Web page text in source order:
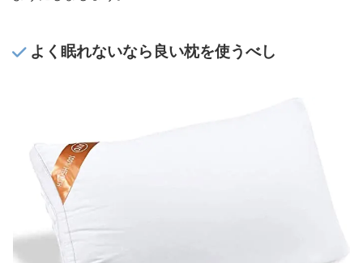
よく眠れないなら良い枕を使うべし